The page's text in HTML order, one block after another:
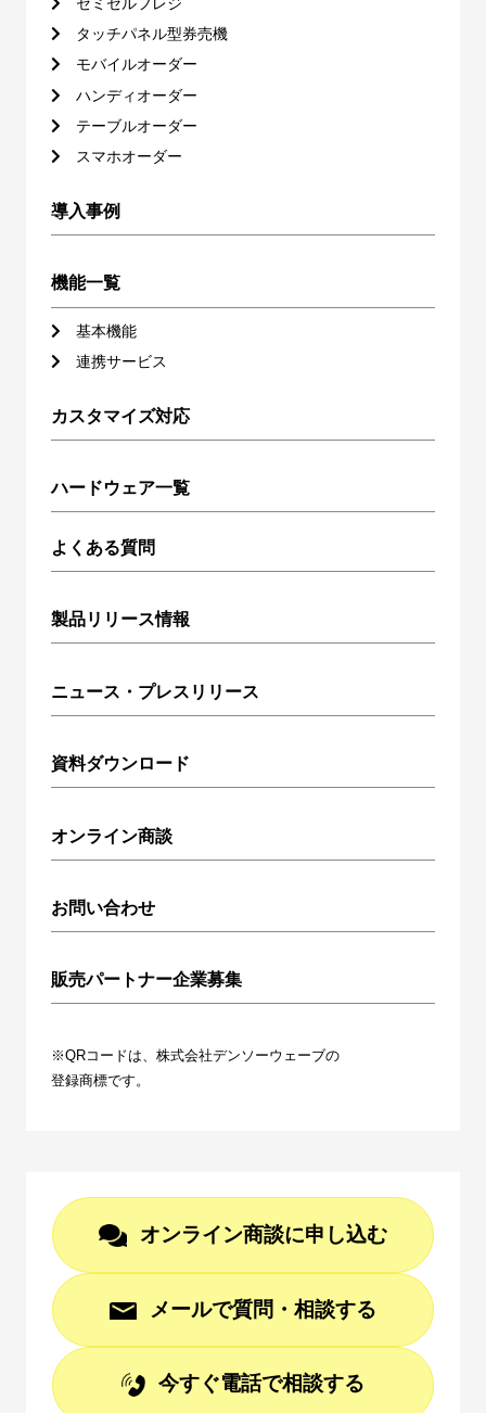
セミセルフレジ
タッチパネル型券売機
モバイルオーダー
ハンディオーダー
テーブルオーダー
スマホオーダー
導入事例
機能一覧
基本機能
連携サービス
カスタマイズ対応
ハードウェア一覧
よくある質問
製品リリース情報
ニュース・プレスリリース
資料ダウンロード
オンライン商談
お問い合わせ
販売パートナー企業募集
※QRコードは、株式会社デンソーウェーブの
登録商標です。
オンライン商談に申し込む
メールで質問・相談する
今すぐ電話で相談する